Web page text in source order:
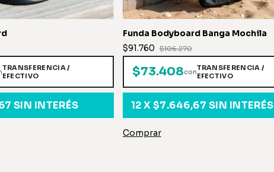
TRANSFERENCIA /
EFECTIVO
SIN INTERÉS
Funda Bodyboard Banga Mochila
$91.760
$106.270
$73.408conTRANSFERENCIA /
EFECTIVO
12X$7.646,67 SIN INTERÉS